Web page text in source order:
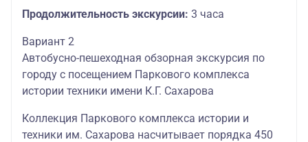
Продолжительность экскурсии: 3 часа
Вариант 2
Автобусно-пешеходная обзорная экскурсия по
городу с посещением Паркового комплекса
истории техники имени К.Г. Сахарова
Коллекция Паркового комплекса истории и
техники им. Сахарова насчитывает порядка 450